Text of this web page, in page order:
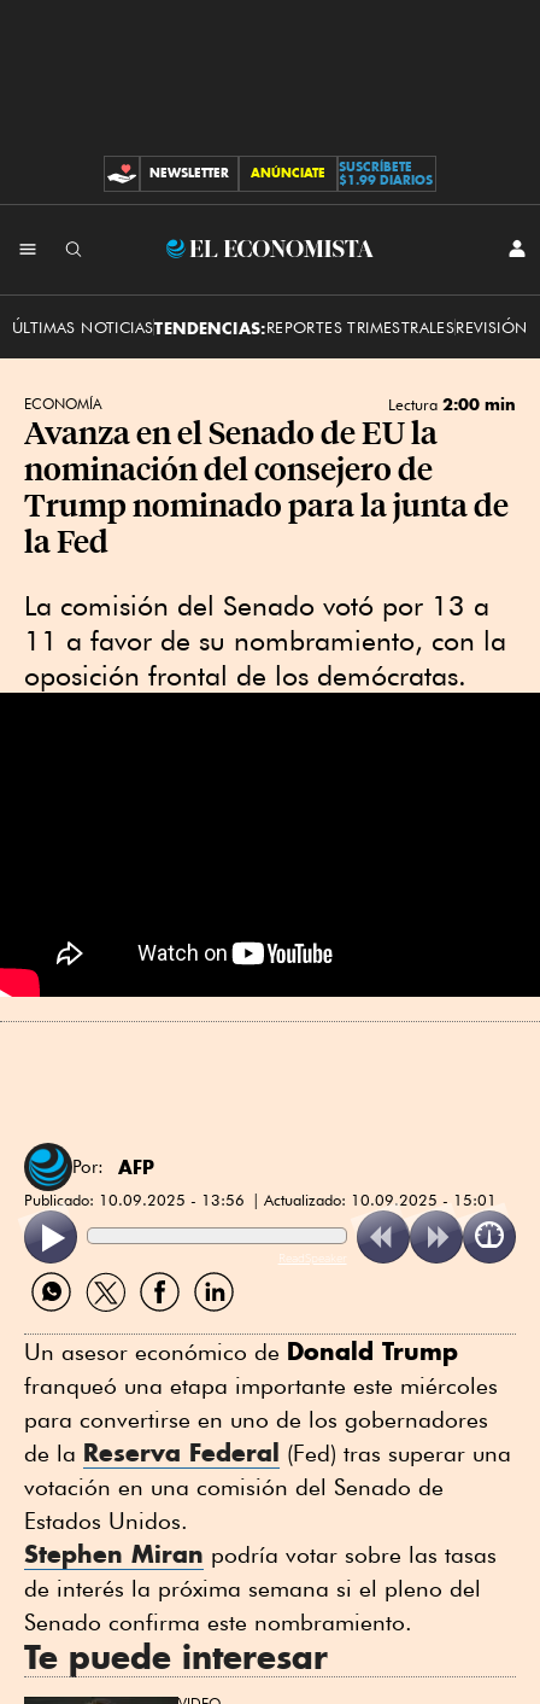
CONTRIBUCIONES
NEWSLETTER ANÚNCIATE
SUSCRÍBETE
$1.99 DIARIOS
El
ÚLTIMAS NOTICIASTENDENCIAS:REPORTES TRIMESTRALESREVISIÓN
ECONOMÍA Lectura 2:00 min
Avanza en el Senado de EU la
nominación del consejero de
Trump nominado para la junta de
la Fed
La comisión del Senado votó por 13 a
11 a favor de su nombramiento, con la
oposición frontal de los demócratas.
Por: AFP
Publicado: 10.09.2025 - 13:56 Actualizado: 10.09.2025 - 15:01
ReadSpeaker
Compartir
por
Compartir
por
Compartir
por
Compartir
por
Un asesor económico de Donald Trump
franqueó una etapa importante este miércoles
para convertirse en uno de los gobernadores
de la Reserva Federal (Fed) tras superar una
votación en una comisión del Senado de
Estados Unidos.
Stephen Miran podría votar sobre las tasas
de interés la próxima semana si el pleno del
Senado confirma este nombramiento.
Te puede interesar